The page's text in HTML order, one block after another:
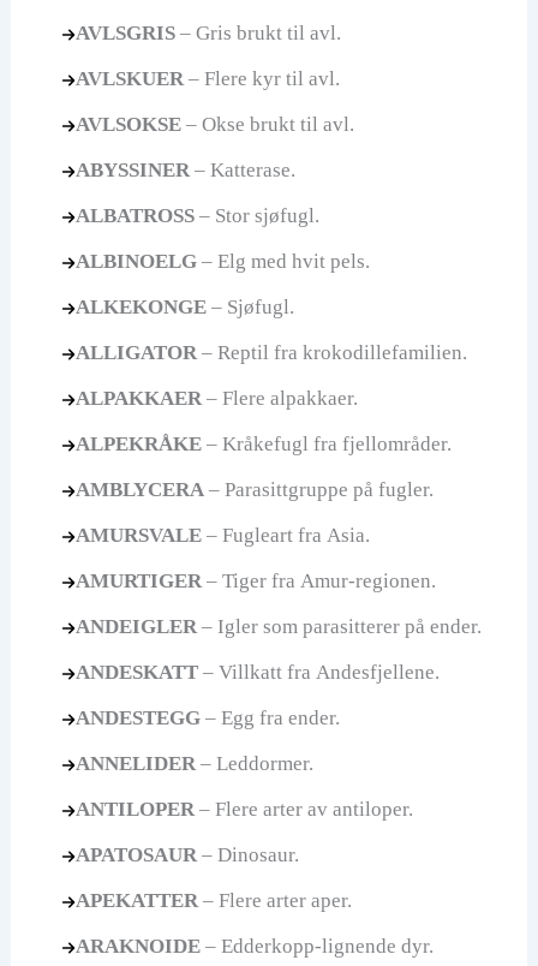
AVLSGRIS – Gris brukt til avl.
AVLSKUER – Flere kyr til avl.
AVLSOKSE – Okse brukt til avl.
ABYSSINER – Katterase.
ALBATROSS – Stor sjøfugl.
ALBINOELG – Elg med hvit pels.
ALKEKONGE – Sjøfugl.
ALLIGATOR – Reptil fra krokodillefamilien.
ALPAKKAER – Flere alpakkaer.
ALPEKRÅKE – Kråkefugl fra fjellområder.
AMBLYCERA – Parasittgruppe på fugler.
AMURSVALE – Fugleart fra Asia.
AMURTIGER – Tiger fra Amur-regionen.
ANDEIGLER – Igler som parasitterer på ender.
ANDESKATT – Villkatt fra Andesfjellene.
ANDESTEGG – Egg fra ender.
ANNELIDER – Leddormer.
ANTILOPER – Flere arter av antiloper.
APATOSAUR – Dinosaur.
APEKATTER – Flere arter aper.
ARAKNOIDE – Edderkopp-lignende dyr.